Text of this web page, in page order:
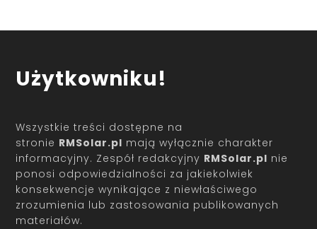
Użytkowniku!
Wszystkie treści dostępne na
stronie RMSolar.pl mają wyłącznie charakter
informacyjny. Zespół redakcyjny RMSolar.pl nie
ponosi odpowiedzialności za jakiekolwiek
konsekwencje wynikające z niewłaściwego
zrozumienia lub zastosowania publikowanych
materiałów.